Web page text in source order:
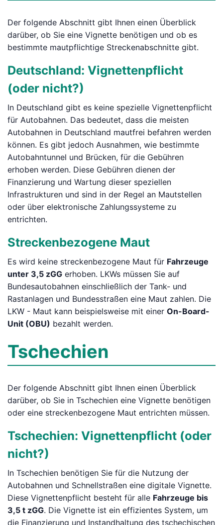
Der folgende Abschnitt gibt Ihnen einen Überblick
darüber, ob Sie eine Vignette benötigen und ob es
bestimmte mautpflichtige Streckenabschnitte gibt.
Deutschland: Vignettenpflicht
(oder nicht?)
In Deutschland gibt es keine spezielle Vignettenpflicht
für Autobahnen. Das bedeutet, dass die meisten
Autobahnen in Deutschland mautfrei befahren werden
können. Es gibt jedoch Ausnahmen, wie bestimmte
Autobahntunnel und Brücken, für die Gebühren
erhoben werden. Diese Gebühren dienen der
Finanzierung und Wartung dieser speziellen
Infrastrukturen und sind in der Regel an Mautstellen
oder über elektronische Zahlungssysteme zu
entrichten.
Streckenbezogene Maut
Es wird keine streckenbezogene Maut für Fahrzeuge
unter 3,5 zGG erhoben. LKWs müssen Sie auf
Bundesautobahnen einschließlich der Tank- und
Rastanlagen und Bundesstraßen eine Maut zahlen. Die
LKW - Maut kann beispielsweise mit einer On-Board-
Unit (OBU) bezahlt werden.
Tschechien
Der folgende Abschnitt gibt Ihnen einen Überblick
darüber, ob Sie in Tschechien eine Vignette benötigen
oder eine streckenbezogene Maut entrichten müssen.
Tschechien: Vignettenpflicht (oder
nicht?)
In Tschechien benötigen Sie für die Nutzung der
Autobahnen und Schnellstraßen eine digitale Vignette.
Diese Vignettenpflicht besteht für alle Fahrzeuge bis
3,5 t zGG. Die Vignette ist ein effizientes System, um
die Finanzierung und Instandhaltung des tschechischen